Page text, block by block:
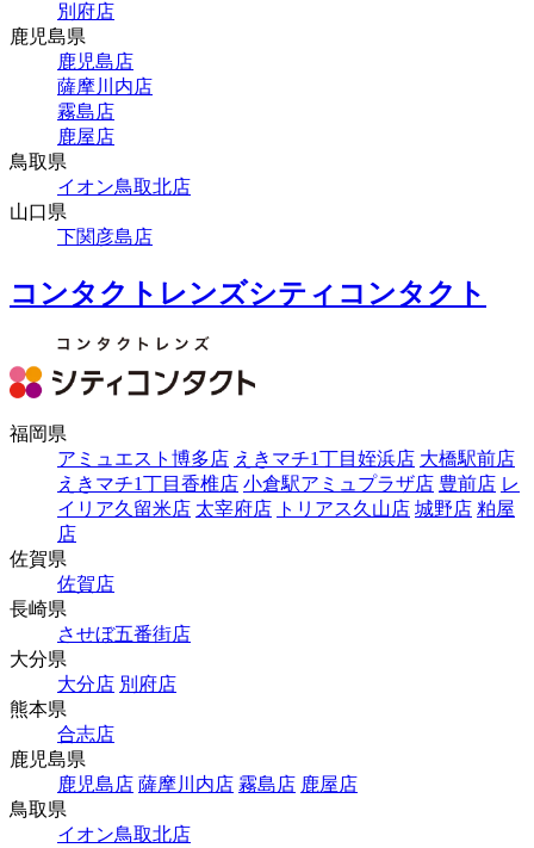
別府店
鹿児島県
鹿児島店
薩摩川内店
霧島店
鹿屋店
鳥取県
イオン鳥取北店
山口県
下関彦島店
コンタクトレンズシティコンタクト
福岡県
アミュエスト博多店 えきマチ1丁目姪浜店 大橋駅前店
えきマチ1丁目香椎店 小倉駅アミュプラザ店 豊前店 レ
イリア久留米店 太宰府店 トリアス久山店 城野店 粕屋
店
佐賀県
佐賀店
長崎県
させぼ五番街店
大分県
大分店 別府店
熊本県
合志店
鹿児島県
鹿児島店 薩摩川内店 霧島店 鹿屋店
鳥取県
イオン鳥取北店